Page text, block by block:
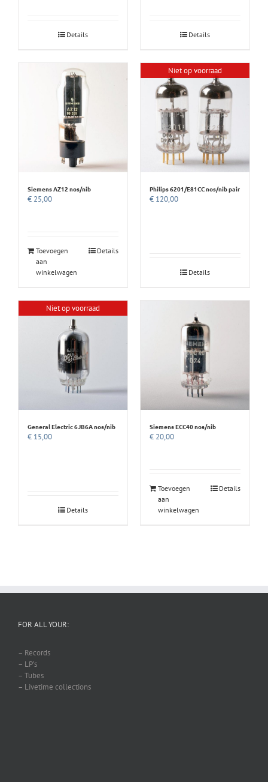
Details Details
Siemens AZ12 nos/nib
€ 25,00
Toevoegen
aan
winkelwagen
Details
Niet op voorraad
Philips 6201/E81CC nos/nib pair
€ 120,00
Details
Niet op voorraad
General Electric 6JB6A nos/nib
€ 15,00
Details
Siemens ECC40 nos/nib
€ 20,00
Toevoegen
aan
winkelwagen
Details
FOR ALL YOUR:
– Records
– LP’s
– Tubes
– Livetime collections